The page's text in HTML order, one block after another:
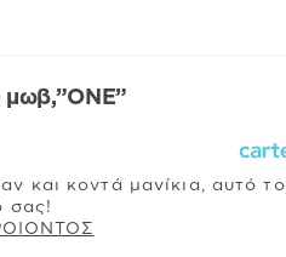
μωβ,”ONE”
και κοντά μανίκια, αυτό το
σας!